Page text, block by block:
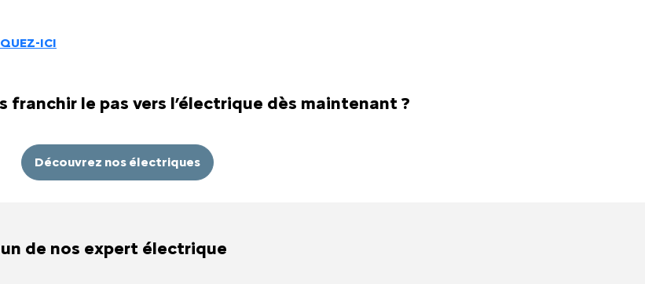
ICI
franchir le pas vers l’électrique dès maintenant ?
Découvrez nos électriques
de nos expert électrique